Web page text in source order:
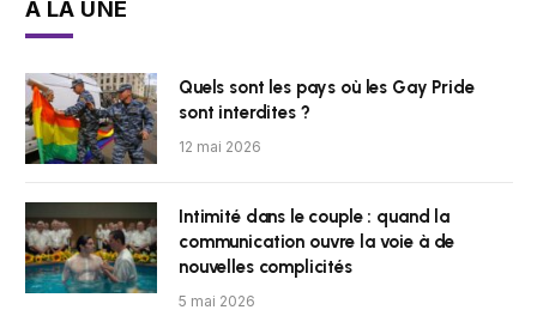
À LA UNE
Quels sont les pays où les Gay Pride
sont interdites ?
12 mai 2026
Intimité dans le couple : quand la
communication ouvre la voie à de
nouvelles complicités
5 mai 2026